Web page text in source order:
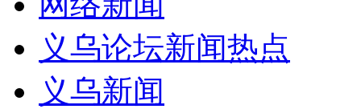
义乌论坛新闻热点
义乌新闻